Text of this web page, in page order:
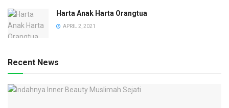
Harta Anak Harta Orangtua
APRIL 2, 2021
Recent News